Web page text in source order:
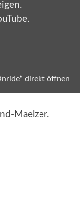
.
direkt öffnen
Maelzer.